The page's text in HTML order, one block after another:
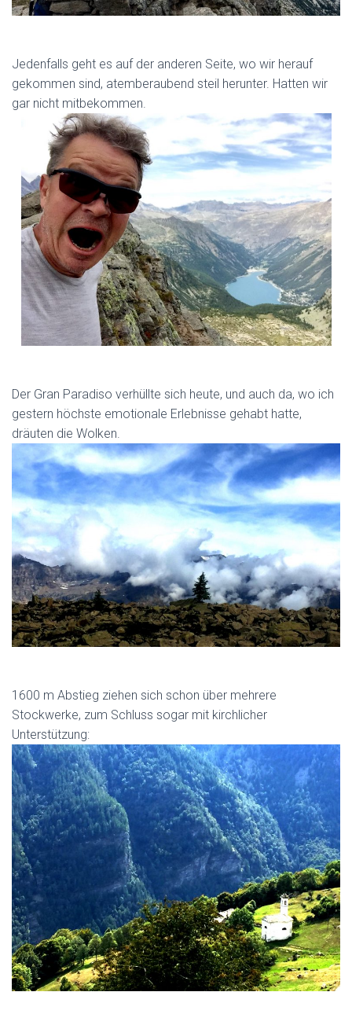
Jedenfalls geht es auf der anderen Seite, wo wir herauf
gekommen sind, atemberaubend steil herunter. Hatten wir
gar nicht mitbekommen.
Der Gran Paradiso verhüllte sich heute, und auch da, wo ich
gestern höchste emotionale Erlebnisse gehabt hatte,
dräuten die Wolken.
1600 m Abstieg ziehen sich schon über mehrere
Stockwerke, zum Schluss sogar mit kirchlicher
Unterstützung: